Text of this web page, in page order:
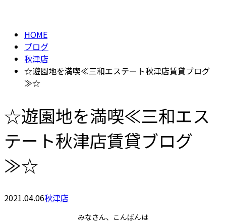
HOME
ブログ
秋津店
☆遊園地を満喫≪三和エステート秋津店賃貸ブログ
≫☆
☆遊園地を満喫≪三和エス
テート秋津店賃貸ブログ
≫☆
2021.04.06秋津店
みなさん、こんばんは